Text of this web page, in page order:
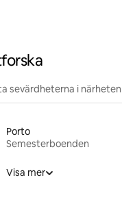
sevärdheterna i närheten
Porto
Semesterboenden
Visa mer